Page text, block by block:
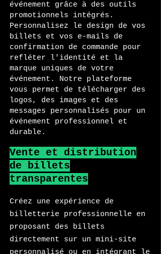
événement grâce à des outils
promotionnels intégrés.
Personnalisez le design de vos
billets et vos e-mails de
confirmation de commande pour
refléter l'identité et la
marque uniques de votre
événement. Notre plateforme
vous permet de télécharger des
logos, des images et des
messages personnalisés pour un
événement professionnel et
durable.
Vente et distribution
de billets
transparentes
Créez une expérience de
billetterie professionnelle en
proposant des billets
directement sur un mini-site
personnalisé ou en intégrant le